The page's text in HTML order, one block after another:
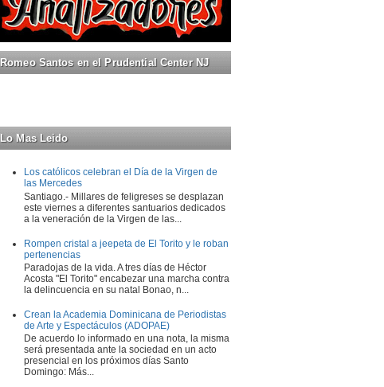
Romeo Santos en el Prudential Center NJ
Lo Mas Leido
Los católicos celebran el Día de la Virgen de
las Mercedes
Santiago.- Millares de feligreses se desplazan
este viernes a diferentes santuarios dedicados
a la veneración de la Virgen de las...
Rompen cristal a jeepeta de El Torito y le roban
pertenencias
Paradojas de la vida. A tres días de Héctor
Acosta "El Torito" encabezar una marcha contra
la delincuencia en su natal Bonao, n...
Crean la Academia Dominicana de Periodistas
de Arte y Espectáculos (ADOPAE)
De acuerdo lo informado en una nota, la misma
será presentada ante la sociedad en un acto
presencial en los próximos días Santo
Domingo: Más...